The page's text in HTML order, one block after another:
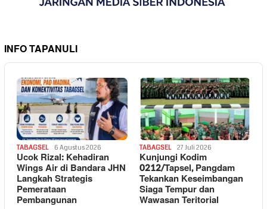
INFO TAPANULI
TABAGSEL 6 Agustus 2026
Ucok Rizal: Kehadiran
Wings Air di Bandara JHN
Langkah Strategis
Pemerataan
Pembangunan
TABAGSEL 27 Juli 2026
Kunjungi Kodim
0212/Tapsel, Pangdam
Tekankan Keseimbangan
Siaga Tempur dan
Wawasan Teritorial